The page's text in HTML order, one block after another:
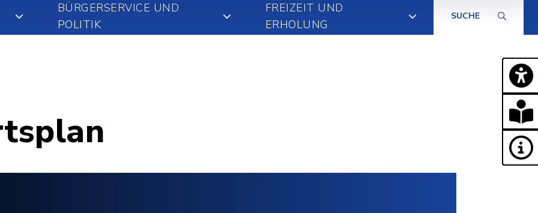
BÜRGERSERVICE UND
POLITIK
FREIZEIT UND
ERHOLUNG
SUCHE